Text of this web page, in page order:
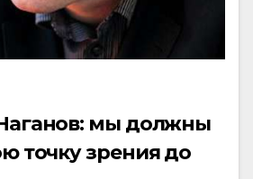
мы должны
точку зрения до